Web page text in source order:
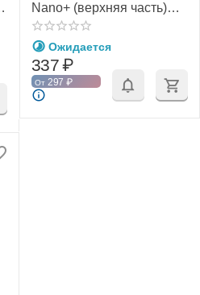
Nano+ (верхняя часть)
(оранжевый)
Ожидается
337₽
От 297 ₽